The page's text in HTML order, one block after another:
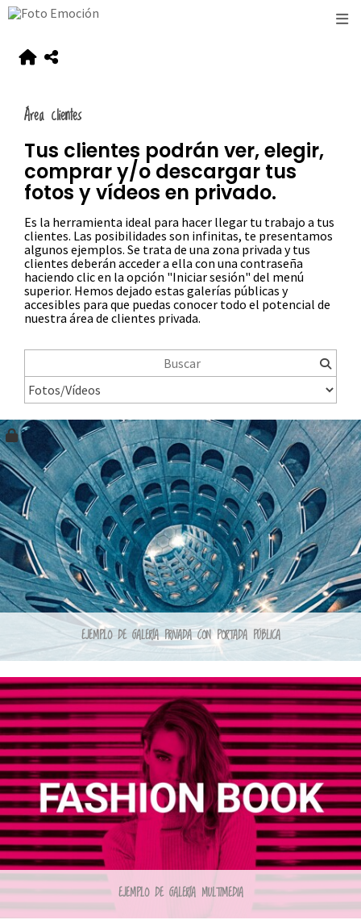
Área clientes
Tus clientes podrán ver, elegir,
comprar y/o descargar tus
fotos y vídeos en privado.
Es la herramienta ideal para hacer llegar tu trabajo a tus
clientes. Las posibilidades son infinitas, te presentamos
algunos ejemplos. Se trata de una zona privada y tus
clientes deberán acceder a ella con una contraseña
haciendo clic en la opción "Iniciar sesión" del menú
superior. Hemos dejado estas galerías públicas y
accesibles para que puedas conocer todo el potencial de
nuestra área de clientes privada.
EJEMPLO DE GALERÍA PRIVADA CON PORTADA PÚBLICA
EJEMPLO DE GALERÍA MULTIMEDIA